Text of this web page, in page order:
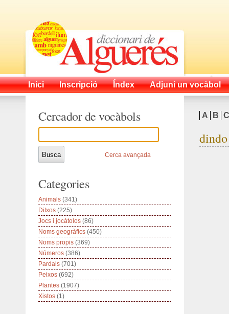
Inici Inscripció Índex Adjuni un vocàbol
A B C
dindo
Cercador de vocàbols
Cerca avançada
Categories
Animals (341)
Ditxos (225)
Jocs i jocàtolos (86)
Noms geogràfics (450)
Noms propis (369)
Números (386)
Pardals (701)
Peixos (692)
Plantes (1907)
Xistos (1)